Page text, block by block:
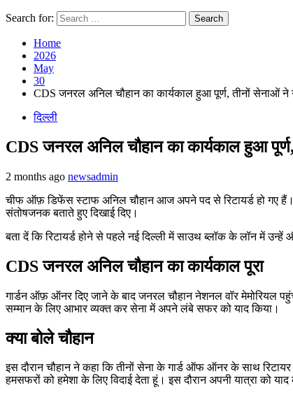
Search for:
Home
2026
May
30
CDS जनरल अनिल चौहान का कार्यकाल हुआ पूर्ण, तीनों सेनाओं ने
दिल्ली
CDS जनरल अनिल चौहान का कार्यकाल हुआ
2 months ago newsadmin
चीफ ऑफ़ डिफेंस स्टाफ अनिल चौहान आज अपने पद से रिटायर्ड हो गए
संतोषजनक बताते हुए दिखाई दिए।
बता दें कि रिटायर्ड होने से पहले नई दिल्ली में साउथ ब्लॉक के लॉन में
CDS जनरल अनिल चौहान का कार्यकाल पूरा
गार्डन ऑफ़ ऑनर दिए जाने के बाद जनरल चौहान नेशनल वॉर मेमोरियल
सम्मान के लिए आभार व्यक्त कर सेना में अपने लंबे सफर को याद किया।
क्या बोले चौहान
इस दौरान चौहान ने कहा कि तीनों सेना के गार्ड ऑफ ऑनर के साथ
हमसफरों को हमेशा के लिए विदाई देता हूं। इस दौरान अपनी यात्रा को